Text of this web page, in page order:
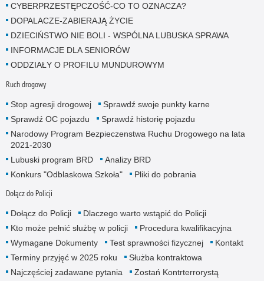
CYBERPRZESTĘPCZOŚĆ-CO TO OZNACZA?
DOPALACZE-ZABIERAJĄ ŻYCIE
DZIECIŃSTWO NIE BOLI - WSPÓLNA LUBUSKA SPRAWA
INFORMACJE DLA SENIORÓW
ODDZIAŁY O PROFILU MUNDUROWYM
Ruch drogowy
Stop agresji drogowej
Sprawdź swoje punkty karne
Sprawdź OC pojazdu
Sprawdź historię pojazdu
Narodowy Program Bezpieczenstwa Ruchu Drogowego na lata
2021-2030
Lubuski program BRD
Analizy BRD
Konkurs "Odblaskowa Szkoła"
Pliki do pobrania
Dołącz do Policji
Dołącz do Policji
Dlaczego warto wstąpić do Policji
Kto może pełnić służbę w policji
Procedura kwalifikacyjna
Wymagane Dokumenty
Test sprawności fizycznej
Kontakt
Terminy przyjęć w 2025 roku
Służba kontraktowa
Najczęściej zadawane pytania
Zostań Kontrterrorystą